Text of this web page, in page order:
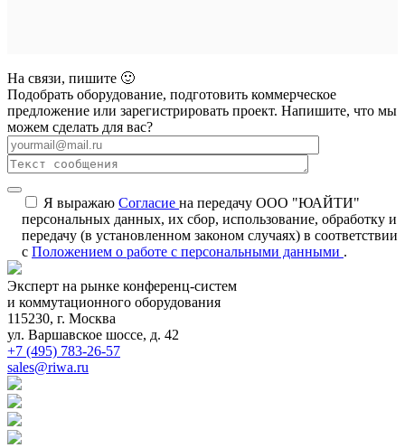
На связи, пишите 🙂
Подобрать оборудование, подготовить коммерческое
предложение или зарегистрировать проект. Напишите, что мы
можем сделать для вас?
Я выражаю Согласие на передачу ООО "ЮАЙТИ"
персональных данных, их сбор, использование, обработку и
передачу (в установленном законом случаях) в соответствии
с Положением о работе с персональными данными .
Эксперт на рынке конференц-систем
и коммутационного оборудования
115230, г. Москва
ул. Варшавское шоссе, д. 42
+7 (495) 783-26-57
sales@riwa.ru